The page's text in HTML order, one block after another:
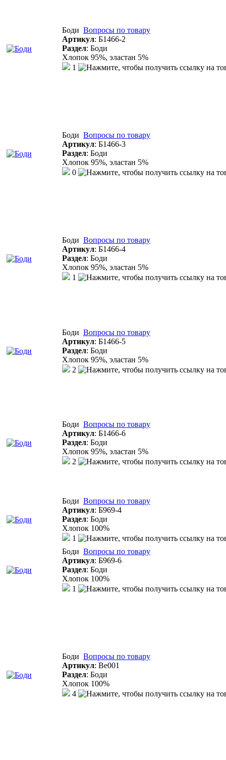
Боди Вопросы по товару
Артикул: Б1466-2
Раздел: Боди
Хлопок 95%, эластан 5%
1
Боди Вопросы по товару
Артикул: Б1466-3
Раздел: Боди
Хлопок 95%, эластан 5%
0
Боди Вопросы по товару
Артикул: Б1466-4
Раздел: Боди
Хлопок 95%, эластан 5%
1
Боди Вопросы по товару
Артикул: Б1466-5
Раздел: Боди
Хлопок 95%, эластан 5%
2
Боди Вопросы по товару
Артикул: Б1466-6
Раздел: Боди
Хлопок 95%, эластан 5%
2
Боди Вопросы по товару
Артикул: Б969-4
Раздел: Боди
Хлопок 100%
1
Боди Вопросы по товару
Артикул: Б969-6
Раздел: Боди
Хлопок 100%
1
Боди Вопросы по товару
Артикул: Ве001
Раздел: Боди
Хлопок 100%
4